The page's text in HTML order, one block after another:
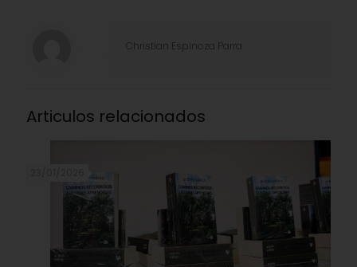
Christian Espinoza Parra
Articulos relacionados